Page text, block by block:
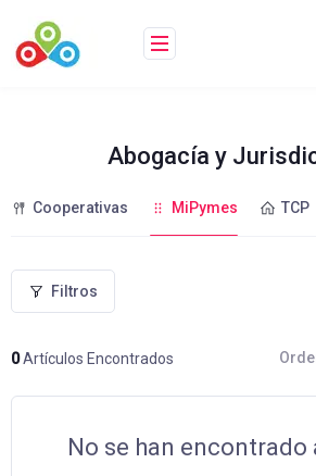
contenido
Abogacía y
Cooperativas MiPymes TCP
Filtros
0Artículos Encontrados
No se han encontrado